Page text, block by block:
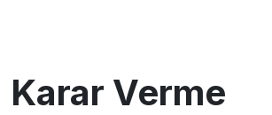
Karar Verme